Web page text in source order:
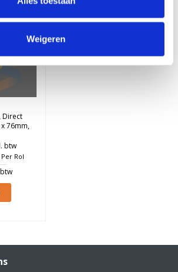
Weigeren
Direct
76mm,
btw
Rol